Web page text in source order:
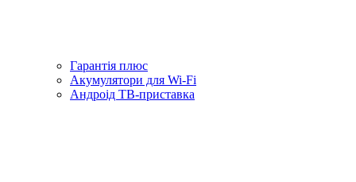
Гарантiя плюс
Акумулятори для Wi-Fi
Андроід ТВ-приставка